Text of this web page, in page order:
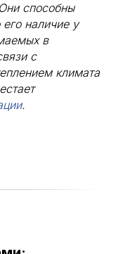
способны
наличие у
в
с
климата
.